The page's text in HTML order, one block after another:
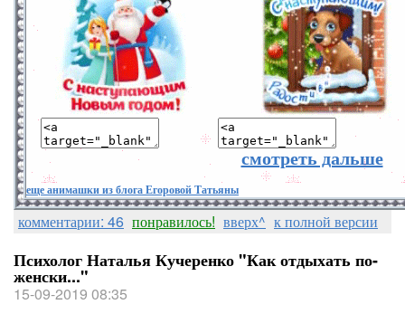
смотреть дальше
еще анимашки из блога Егоровой Татьяны
комментарии: 46 понравилось! вверх^ к полной версии
Психолог Наталья Кучеренко "Как отдыхать по-
женски..."
15-09-2019 08:35